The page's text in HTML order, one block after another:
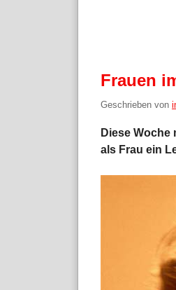
Frauen
Geschrieben von
Diese Woche
als Frau ein